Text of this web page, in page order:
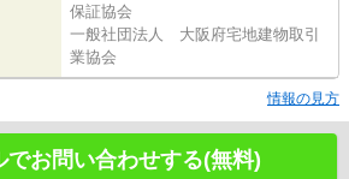
保証協会
一般社団法人 大阪府宅地建物取引
業協会
情報の見方
でお問い合わせする(無料)